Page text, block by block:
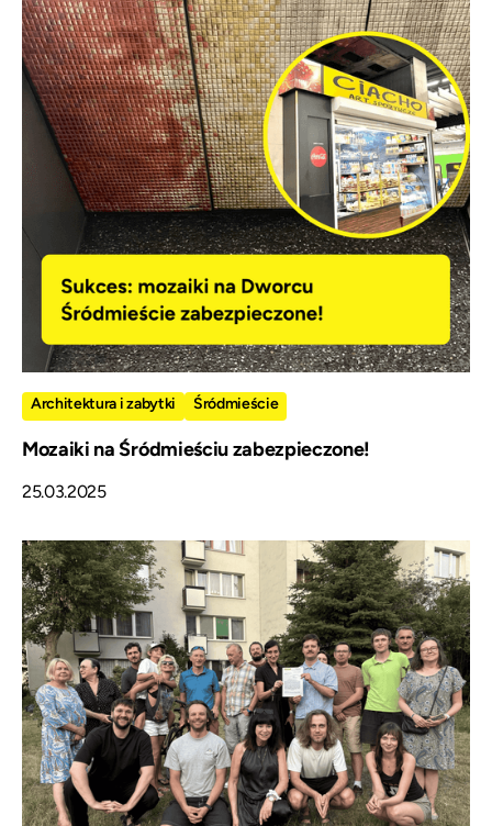
Architektura i zabytki Śródmieście
Mozaiki na Śródmieściu zabezpieczone!
25.03.2025